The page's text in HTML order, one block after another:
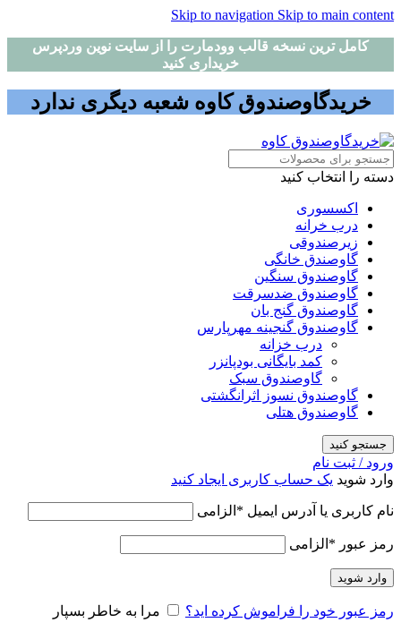
Skip to navigation Skip to main content
کامل ترین نسخه قالب وودمارت را از سایت نوین وردپرس
خریداری کنید
خریدگاوصندوق کاوه شعبه دیگری ندارد
دسته را انتخاب کنید
اکسسوری
درب خرانه
زیرصندوقی
گاوصندق خانگی
گاوصندوق سنگین
گاوصندوق ضدسرقت
گاوصندوق گنج بان
گاوصندوق گنجینه مهرپارس
درب خزانه
کمد بایگانی بودپانزر
گاوصندوق سبک
گاوصندوق نسوز اثرانگشتی
گاوصندوق هتلی
جستجو کنید
ورود / ثبت نام
وارد شوید یک حساب کاربری ایجاد کنید
نام کاربری یا آدرس ایمیل * الزامی
رمز عبور * الزامی
وارد شوید
رمز عبور خود را فراموش کرده اید؟ مرا به خاطر بسپار